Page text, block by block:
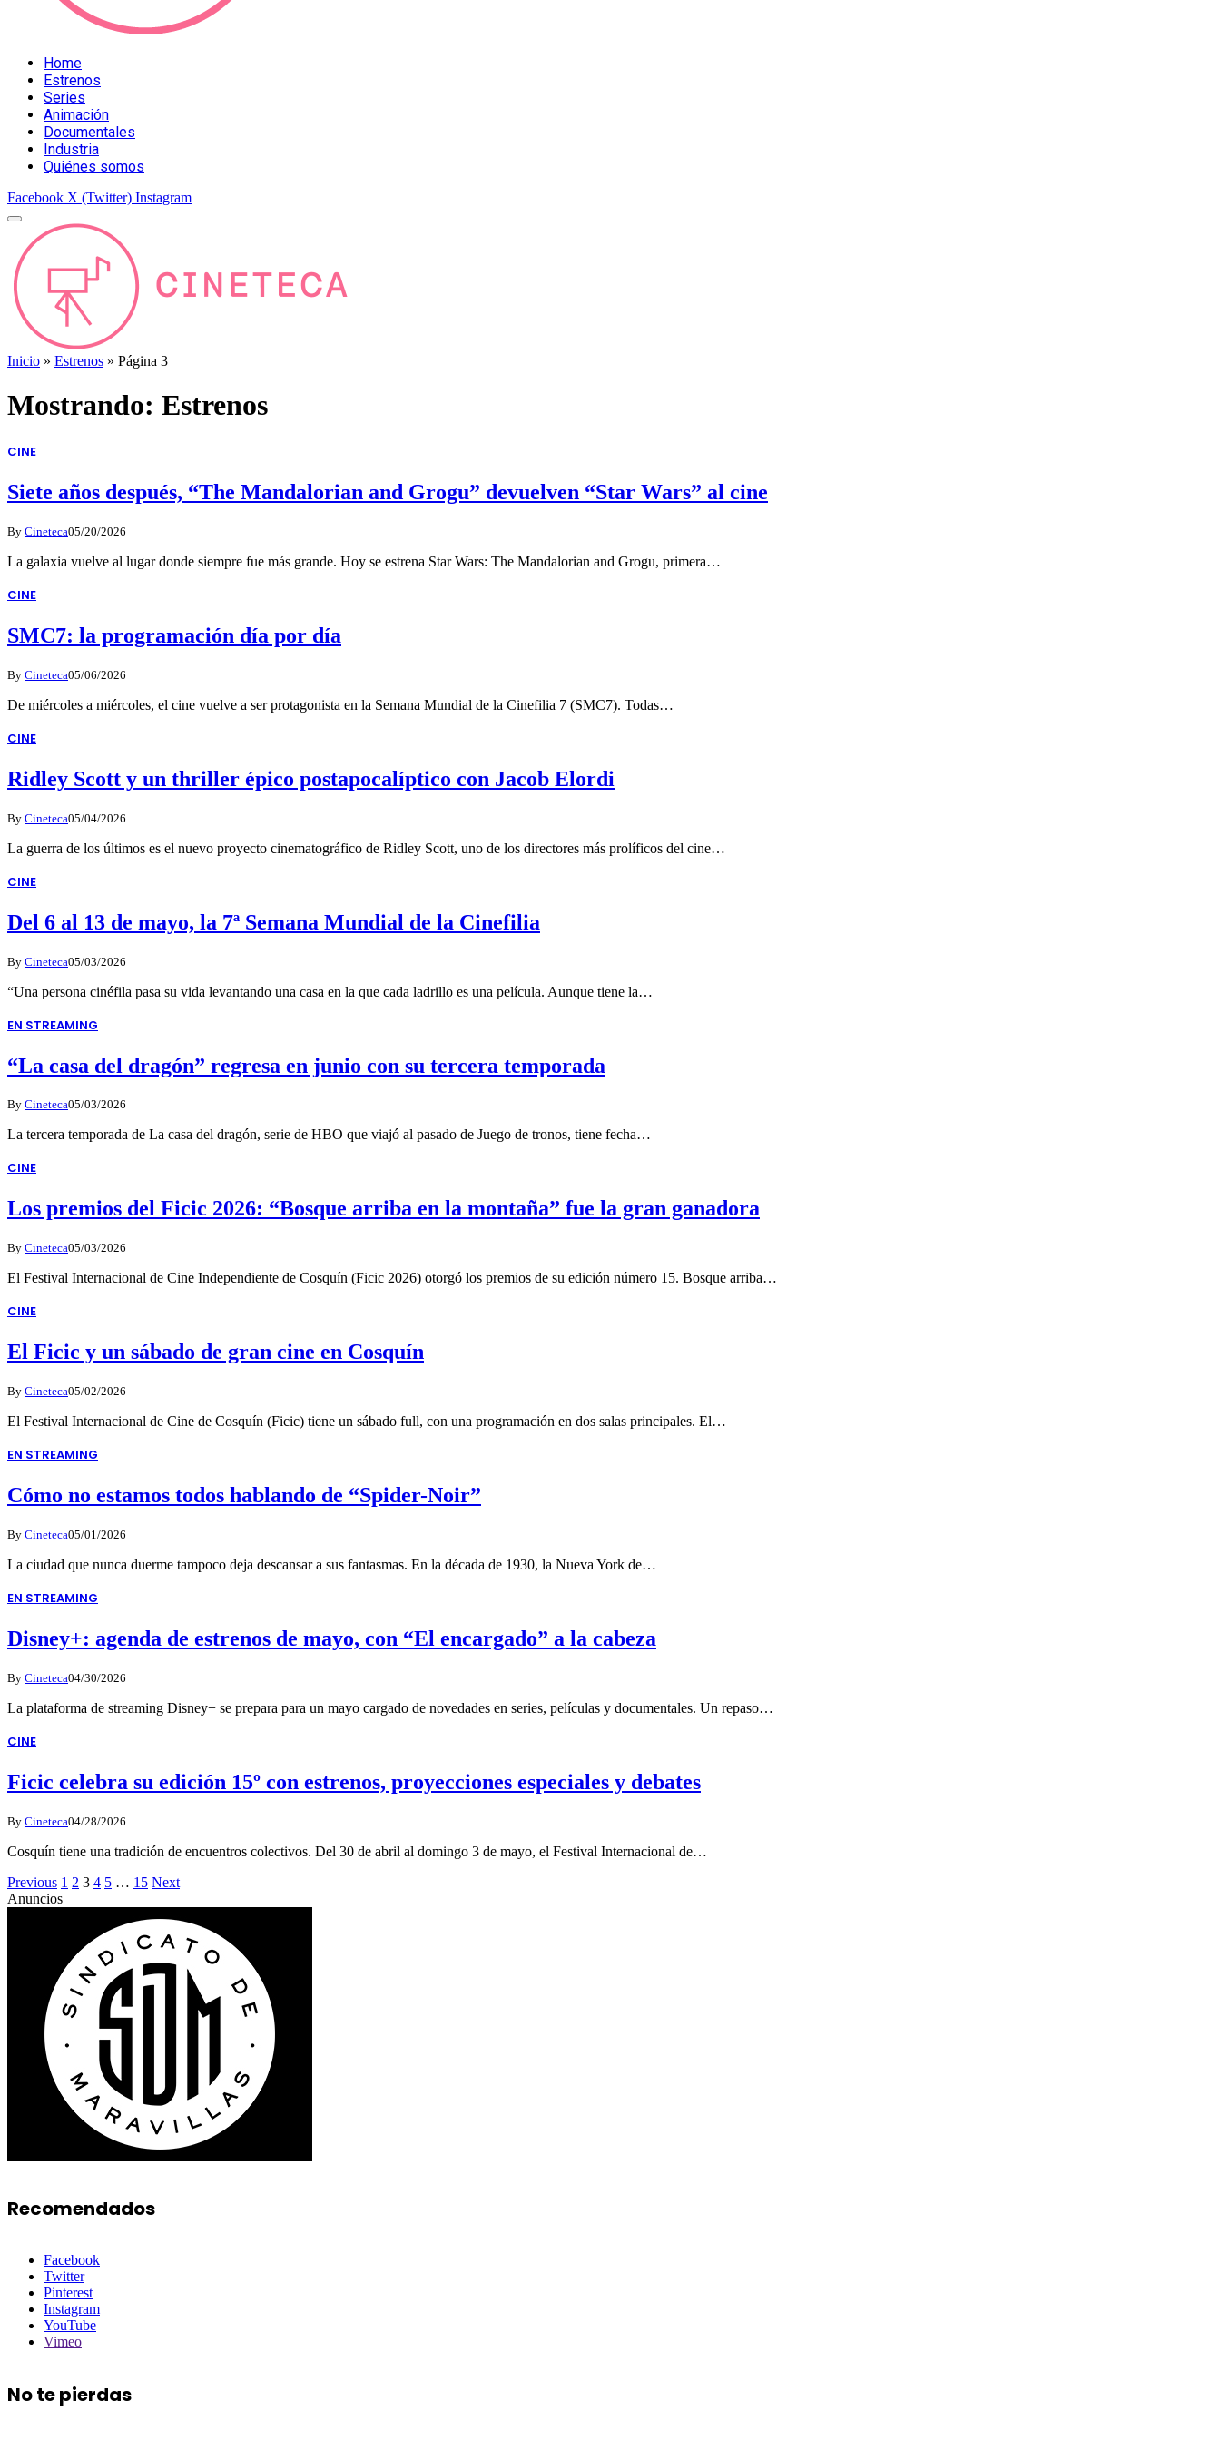
Home
Estrenos
Series
Animación
Documentales
Industria
Quiénes somos
Facebook X (Twitter) Instagram
Inicio » Estrenos » Página 3
Mostrando: Estrenos
CINE
Siete años después, “The Mandalorian and Grogu” devuelven “Star Wars” al cine
By Cineteca05/20/2026
La galaxia vuelve al lugar donde siempre fue más grande. Hoy se estrena Star Wars: The Mandalorian and Grogu, primera…
CINE
SMC7: la programación día por día
By Cineteca05/06/2026
De miércoles a miércoles, el cine vuelve a ser protagonista en la Semana Mundial de la Cinefilia 7 (SMC7). Todas…
CINE
Ridley Scott y un thriller épico postapocalíptico con Jacob Elordi
By Cineteca05/04/2026
La guerra de los últimos es el nuevo proyecto cinematográfico de Ridley Scott, uno de los directores más prolíficos del cine…
CINE
Del 6 al 13 de mayo, la 7ª Semana Mundial de la Cinefilia
By Cineteca05/03/2026
“Una persona cinéfila pasa su vida levantando una casa en la que cada ladrillo es una película. Aunque tiene la…
EN STREAMING
“La casa del dragón” regresa en junio con su tercera temporada
By Cineteca05/03/2026
La tercera temporada de La casa del dragón, serie de HBO que viajó al pasado de Juego de tronos, tiene fecha…
CINE
Los premios del Ficic 2026: “Bosque arriba en la montaña” fue la gran ganadora
By Cineteca05/03/2026
El Festival Internacional de Cine Independiente de Cosquín (Ficic 2026) otorgó los premios de su edición número 15. Bosque arriba…
CINE
El Ficic y un sábado de gran cine en Cosquín
By Cineteca05/02/2026
El Festival Internacional de Cine de Cosquín (Ficic) tiene un sábado full, con una programación en dos salas principales. El…
EN STREAMING
Cómo no estamos todos hablando de “Spider-Noir”
By Cineteca05/01/2026
La ciudad que nunca duerme tampoco deja descansar a sus fantasmas. En la década de 1930, la Nueva York de…
EN STREAMING
Disney+: agenda de estrenos de mayo, con “El encargado” a la cabeza
By Cineteca04/30/2026
La plataforma de streaming Disney+ se prepara para un mayo cargado de novedades en series, películas y documentales. Un repaso…
CINE
Ficic celebra su edición 15º con estrenos, proyecciones especiales y debates
By Cineteca04/28/2026
Cosquín tiene una tradición de encuentros colectivos. Del 30 de abril al domingo 3 de mayo, el Festival Internacional de…
Previous 1 2 3 4 5 … 15 Next
Anuncios
Recomendados
Facebook
Twitter
Pinterest
Instagram
YouTube
Vimeo
No te pierdas